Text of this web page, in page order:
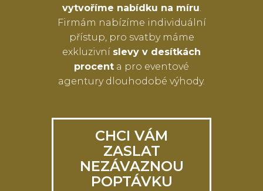
vytvoříme nabídku na míru.
Firmám nabízíme individuální
přístup, pro svatby máme
exkluzivní slevy v desítkách
procent a pro eventové
agentury dlouhodobé výhody.
CHCI VÁM
ZASLAT
NEZÁVAZNOU
POPTÁVKU